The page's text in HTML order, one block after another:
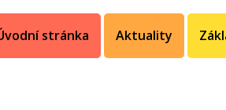
stránka Aktuality